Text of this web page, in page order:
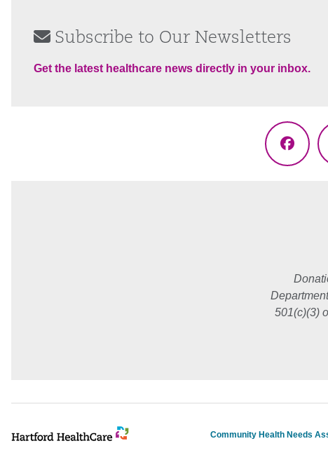
Subscribe to Our Newsletters
Get the latest healthcare news directly in your inbox.
501(c)(3)
Community Health Needs